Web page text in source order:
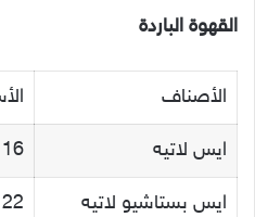
القهوة الباردة
الأصناف
ايس لاتيه 16
ايس بستاشيو لاتيه 22